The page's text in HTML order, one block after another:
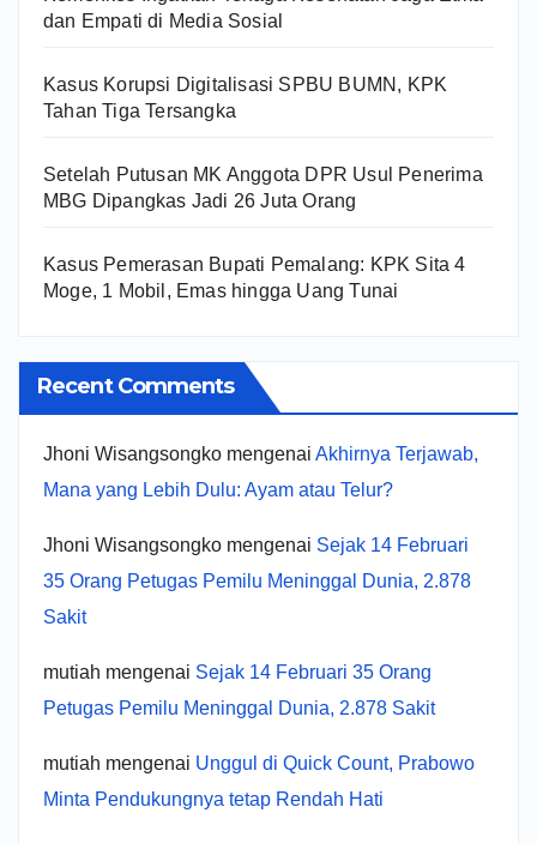
dan Empati di Media Sosial
Kasus Korupsi Digitalisasi SPBU BUMN, KPK
Tahan Tiga Tersangka
Setelah Putusan MK Anggota DPR Usul Penerima
MBG Dipangkas Jadi 26 Juta Orang
Kasus Pemerasan Bupati Pemalang: KPK Sita 4
Moge, 1 Mobil, Emas hingga Uang Tunai
Recent Comments
Jhoni Wisangsongko mengenai Akhirnya Terjawab,
Mana yang Lebih Dulu: Ayam atau Telur?
Jhoni Wisangsongko mengenai Sejak 14 Februari
35 Orang Petugas Pemilu Meninggal Dunia, 2.878
Sakit
mutiah mengenai Sejak 14 Februari 35 Orang
Petugas Pemilu Meninggal Dunia, 2.878 Sakit
mutiah mengenai Unggul di Quick Count, Prabowo
Minta Pendukungnya tetap Rendah Hati